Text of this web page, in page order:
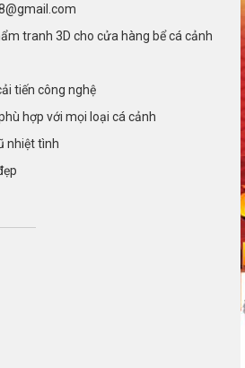
tranh 3D cho cửa hàng bể cá cảnh
tiến công nghệ
hợp với mọi loại cá cảnh
nhiệt tình